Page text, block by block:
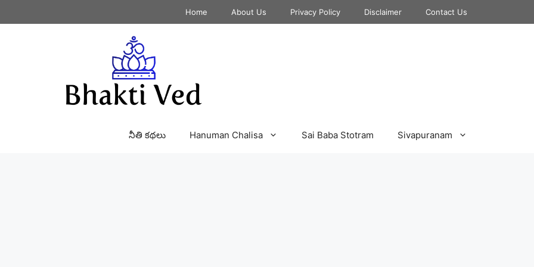
Home About Us Privacy Policy Disclaimer Contact Us
నీతి కథలు Hanuman Chalisa Sai Baba Stotram Sivapuranam